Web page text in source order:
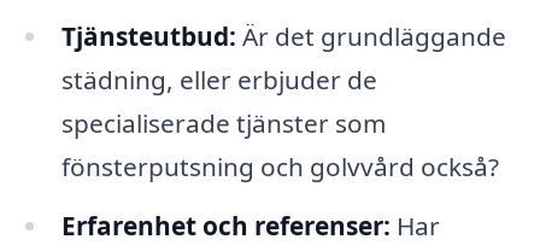
Tjänsteutbud: Är det grundläggande
städning, eller erbjuder de
specialiserade tjänster som
fönsterputsning och golvvård också?
Erfarenhet och referenser: Har